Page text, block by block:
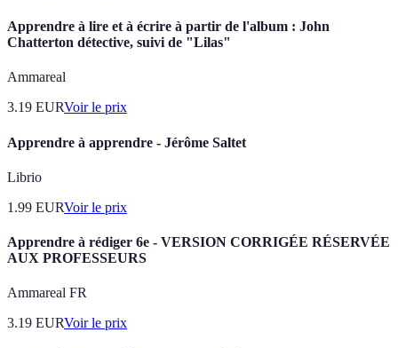
Apprendre à lire et à écrire à partir de l'album : John
Chatterton détective, suivi de "Lilas"
Ammareal
3.19 EURVoir le prix
Apprendre à apprendre - Jérôme Saltet
Librio
1.99 EURVoir le prix
Apprendre à rédiger 6e - VERSION CORRIGÉE RÉSERVÉE
AUX PROFESSEURS
Ammareal FR
3.19 EURVoir le prix